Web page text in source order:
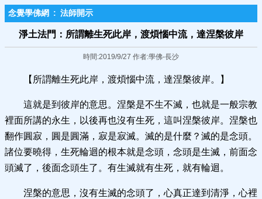
念覺學佛網 : 法師開示
淨土法門：所謂離生死此岸，渡煩惱中流，達涅槃彼岸
時間:2019/9/27 作者:學佛-長沙
【所謂離生死此岸，渡煩惱中流，達涅槃彼岸。】
這就是到彼岸的意思。涅槃是不生不滅，也就是一般宗教
裡面所講的永生，以後再也沒有生死，這叫涅槃彼岸。涅槃也
翻作圓寂，圓是圓滿，寂是寂滅。滅的是什麼？滅的是念頭。
諸位要曉得，生死輪迴的根本就是念頭，念頭是生滅，前面念
頭滅了，後面念頭生了。有生滅就有生死，就有輪迴。
涅槃的意思，沒有生滅的念頭了，心真正達到清淨，心裡